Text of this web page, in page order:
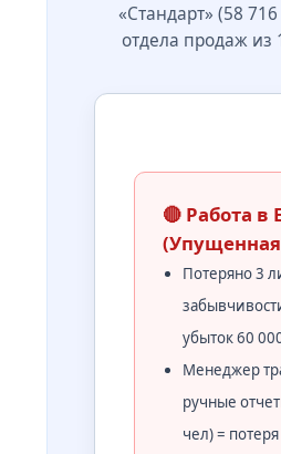
«Стандарт» (58
отдела продаж из
🔴 Работа в
Потеряно 3
убыток 60
Менеджер
ручные
чел) =